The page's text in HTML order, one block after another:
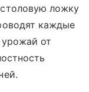
ложку
каждые
от